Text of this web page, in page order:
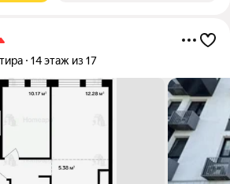
14 этаж из 17